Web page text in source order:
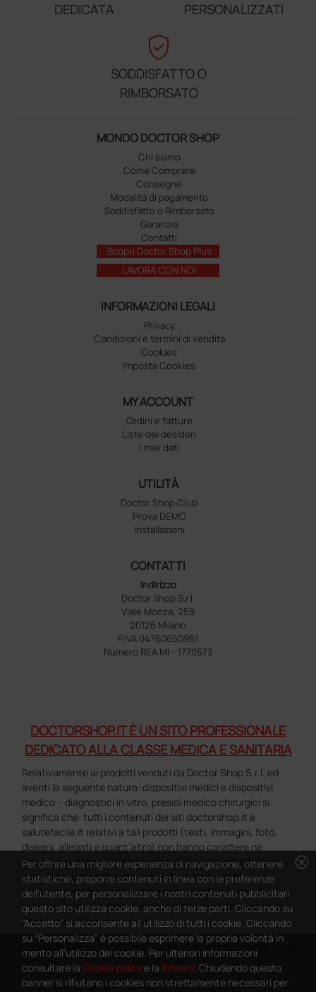
DEDICATA
PERSONALIZZATI
verified_user
SODDISFATTO O
RIMBORSATO
MONDO DOCTOR SHOP
Chi siamo
Come Comprare
Consegne
Modalità di pagamento
Soddisfatto o Rimborsato
Garanzie
Contatti
Scopri Doctor Shop Plus
LAVORA CON NOI
INFORMAZIONI LEGALI
Privacy
Condizioni e termini di vendita
Cookies
Imposta Cookies
MY ACCOUNT
Ordini e fatture
Liste dei desideri
I miei dati
UTILITÀ
Doctor Shop Club
Prova DEMO
Installazioni
CONTATTI
Indirizzo
Doctor Shop S.r.l.
Viale Monza, 259
20126 Milano
P.IVA 04760660961
Numero REA MI - 1770573
DOCTORSHOP.IT È UN SITO PROFESSIONALE
DEDICATO ALLA CLASSE MEDICA E SANITARIA
Relativamente ai prodotti venduti da Doctor Shop S.r.l. ed
aventi la seguente natura: dispositivi medici e dispositivi
medico – diagnostici in vitro, presidi medico chirurgici si
significa che: tutti i contenuti dei siti doctorshop.it e
salutefacile.it relativi a tali prodotti (testi, immagini, foto,
disegni, allegati e quant’altro) non hanno carattere né
natura di pubblicità. Tutti i contenuti devono intendersi e
sono di natura esclusivamente informativa e volti
esclusivamente a portare a conoscenza dei clienti e dei
potenziali clienti in fase di preacquisto i prodotti venduti da
Doctorshop attraverso la rete.
Copyright DoctorShop 2005-2026 - Tutti diritti riservati - P.IVA
04760660961
cancel
Per offrire una migliore esperienza di navigazione, ottenere
statistiche, proporre contenuti in linea con le preferenze
dell'utente, per personalizzare i nostri contenuti pubblicitari
questo sito utilizza cookie, anche di terze parti. Cliccando su
“Accetto” si acconsente all'utilizzo di tutti i cookie. Cliccando
su “Personalizza” è possibile esprimere la propria volontà in
merito all'utilizzo dei cookie. Per ulteriori informazioni
consultare la Cookie policye la Privacy. Chiudendo questo
banner si rifiutano i cookies non strettamente necessari per